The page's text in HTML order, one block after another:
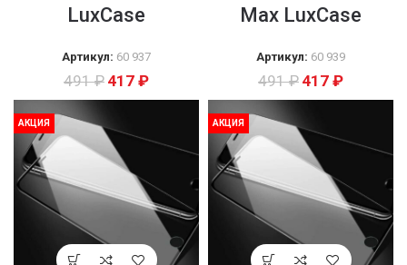
LuxCase
Артикул: 60 937
491₽ 417 ₽
Max LuxCase
Артикул: 60 939
491₽ 417 ₽
АКЦИЯ АКЦИЯ